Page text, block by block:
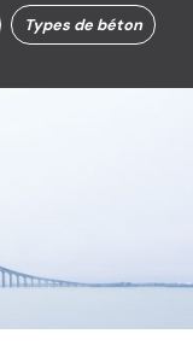
Types de béton